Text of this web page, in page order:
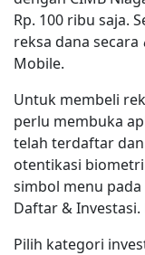
Rp. 100 ribu saja.
reksa dana secara
Mobile.
Untuk membeli
perlu membuka
telah terdaftar
otentikasi
simbol menu
Daftar & Investasi.
Pilih kategori